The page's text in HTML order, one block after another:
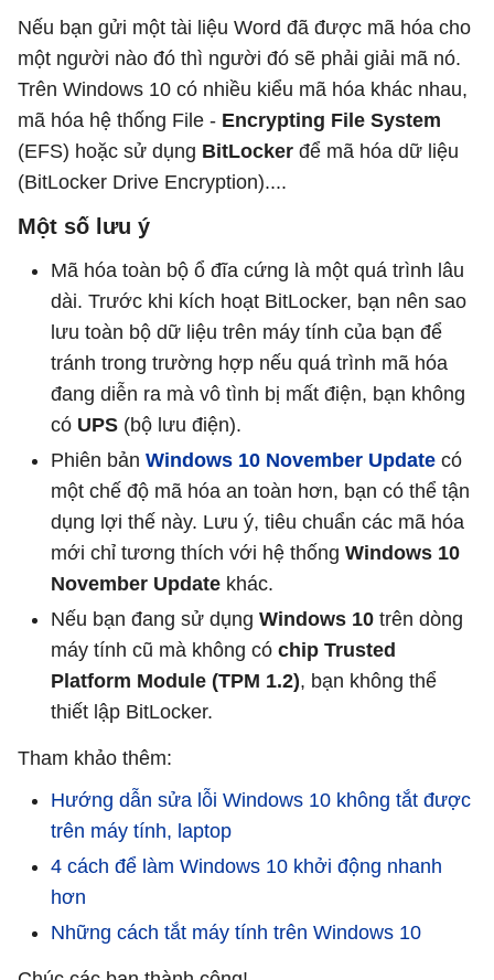
Nếu bạn gửi một tài liệu Word đã được mã hóa cho
một người nào đó thì người đó sẽ phải giải mã nó.
Trên Windows 10 có nhiều kiểu mã hóa khác nhau,
mã hóa hệ thống File - Encrypting File System
(EFS) hoặc sử dụng BitLocker để mã hóa dữ liệu
(BitLocker Drive Encryption)....
Một số lưu ý
Mã hóa toàn bộ ổ đĩa cứng là một quá trình lâu
dài. Trước khi kích hoạt BitLocker, bạn nên sao
lưu toàn bộ dữ liệu trên máy tính của bạn để
tránh trong trường hợp nếu quá trình mã hóa
đang diễn ra mà vô tình bị mất điện, bạn không
có UPS (bộ lưu điện).
Phiên bản Windows 10 November Update có
một chế độ mã hóa an toàn hơn, bạn có thể tận
dụng lợi thế này. Lưu ý, tiêu chuẩn các mã hóa
mới chỉ tương thích với hệ thống Windows 10
November Update khác.
Nếu bạn đang sử dụng Windows 10 trên dòng
máy tính cũ mà không có chip Trusted
Platform Module (TPM 1.2), bạn không thể
thiết lập BitLocker.
Tham khảo thêm:
Hướng dẫn sửa lỗi Windows 10 không tắt được
trên máy tính, laptop
4 cách để làm Windows 10 khởi động nhanh
hơn
Những cách tắt máy tính trên Windows 10